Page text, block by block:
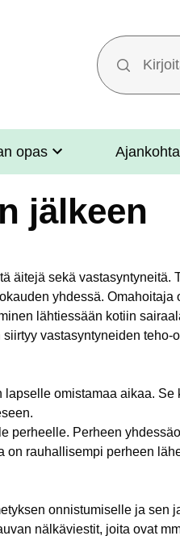
Hakutermit
opas
jälkeen
äitejä sekä
yhdessä. Omahoitaja
lähtiessään kotiin
vastasyntyneiden teho-
omistamaa aikaa.
perheelle. Perheen
rauhallisempi perheen
onnistumiselle ja
nälkäviestit, joita ovat